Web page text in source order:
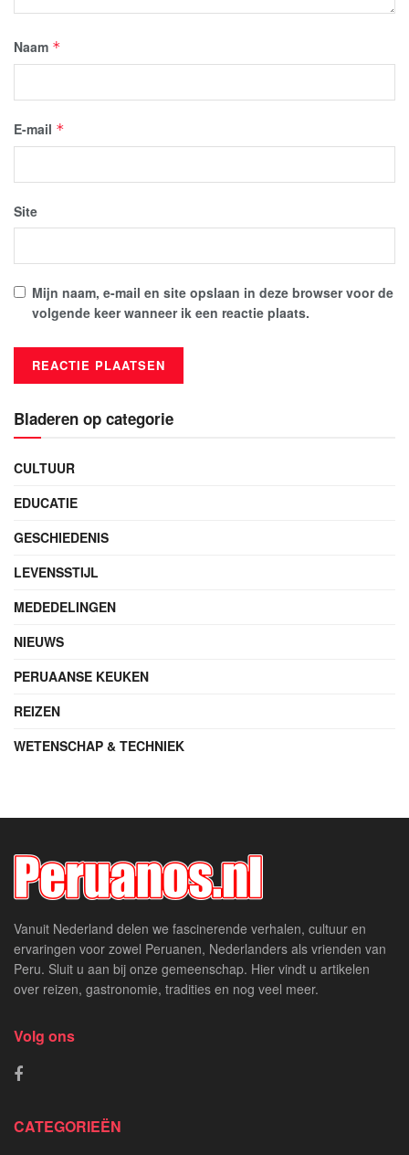
Naam *
E-mail *
Site
Mijn naam, e-mail en site opslaan in deze browser voor de
volgende keer wanneer ik een reactie plaats.
Bladeren op categorie
CULTUUR
EDUCATIE
GESCHIEDENIS
LEVENSSTIJL
MEDEDELINGEN
NIEUWS
PERUAANSE KEUKEN
REIZEN
WETENSCHAP & TECHNIEK
Vanuit Nederland delen we fascinerende verhalen, cultuur en
ervaringen voor zowel Peruanen, Nederlanders als vrienden van
Peru. Sluit u aan bij onze gemeenschap. Hier vindt u artikelen
over reizen, gastronomie, tradities en nog veel meer.
Volg ons
CATEGORIEËN